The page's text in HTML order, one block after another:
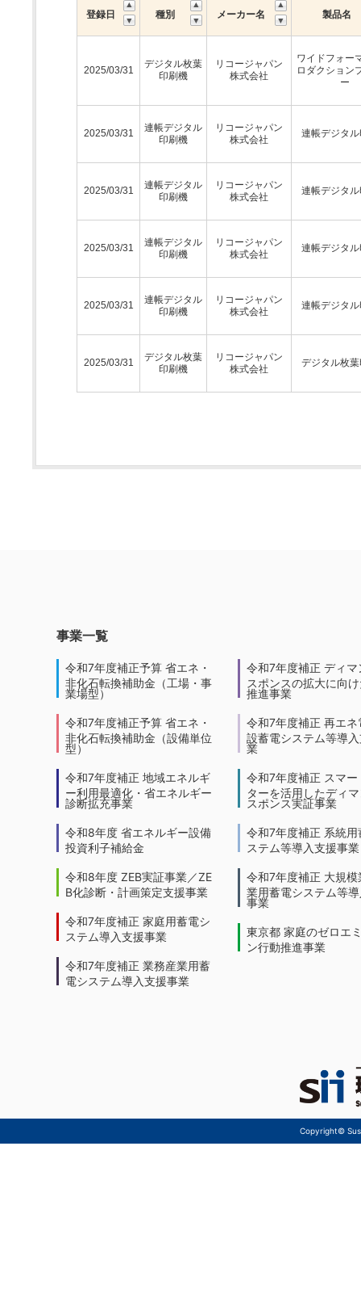
登録日 種別 メーカー名 製品名
2025/03/31
デジタル枚葉
印刷機
リコージャパン
株式会社
ワイドフォー
ロダクション
ー
2025/03/31
連帳デジタル
印刷機
リコージャパン
株式会社
連帳デジタ
2025/03/31
連帳デジタル
印刷機
リコージャパン
株式会社
連帳デジタ
2025/03/31
連帳デジタル
印刷機
リコージャパン
株式会社
連帳デジタ
2025/03/31
連帳デジタル
印刷機
リコージャパン
株式会社
連帳デジタ
2025/03/31
デジタル枚葉
印刷機
リコージャパン
株式会社
デジタル枚
事業一覧
令和7年度補正予算 省エネ・
非化石転換補助金（工場・事
業場型）
令和7年度補正予算 省エネ・
非化石転換補助金（設備単位
型）
令和7年度補正 地域エネルギ
ー利用最適化・省エネルギー
診断拡充事業
令和8年度 省エネルギー設備
投資利子補給金
令和8年度 ZEB実証事業／ZE
B化診断・計画策定支援事業
令和7年度補正 家庭用蓄電シ
ステム導入支援事業
令和7年度補正 業務産業用蓄
電システム導入支援事業
令和7年度補正 ディマ
スポンスの拡大に向
推進事業
令和7年度補正 再エネ
設蓄電システム等導
業
令和7年度補正 スマー
ターを活用したディ
スポンス実証事業
令和7年度補正 系統用
ステム等導入支援事業
令和7年度補正 大規模
業用蓄電システム等
事業
東京都 家庭のゼロエ
ン行動推進事業
Copyright©